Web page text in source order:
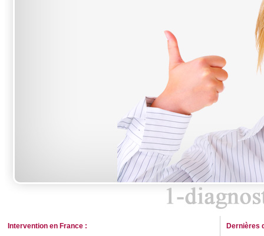
Intervention en France :
Dernières